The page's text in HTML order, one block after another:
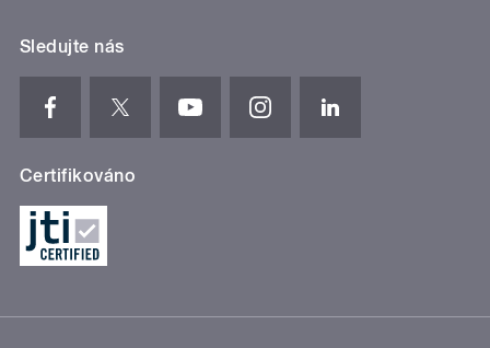
Sledujte nás
Certifikováno